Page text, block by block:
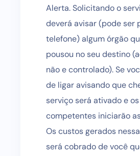
Alerta. Solicitando o
deverá avisar (pode ser
telefone) algum órgão
pousou no seu destino
não e controlado). Se
de ligar avisando que
serviço será ativado e
competentes iniciarão
Os custos gerados
será cobrado de você